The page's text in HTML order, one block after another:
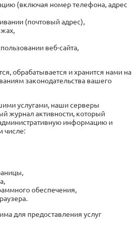
(включая номер телефона, адрес
(почтовый адрес),
веб-сайта,
обрабатывается и хранится нами на
законодательства вашего
услугами, наши серверы
журнал активности, который
информацию и
числе:
обеспечения,
для предоставления услуг